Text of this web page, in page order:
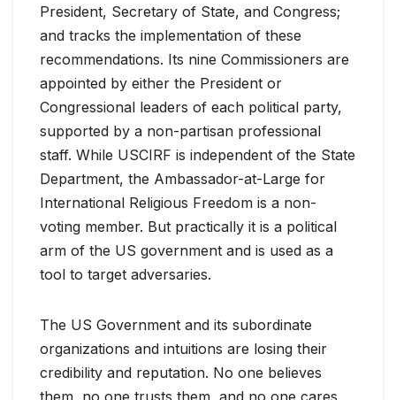
President, Secretary of State, and Congress;
and tracks the implementation of these
recommendations. Its nine Commissioners are
appointed by either the President or
Congressional leaders of each political party,
supported by a non-partisan professional
staff. While USCIRF is independent of the State
Department, the Ambassador-at-Large for
International Religious Freedom is a non-
voting member. But practically it is a political
arm of the US government and is used as a
tool to target adversaries.
The US Government and its subordinate
organizations and intuitions are losing their
credibility and reputation. No one believes